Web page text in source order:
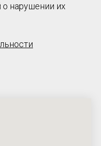
о нарушении их